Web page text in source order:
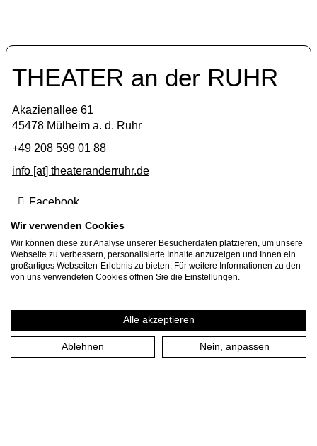
THEATER an der RUHR
Akazienallee 61
45478 Mülheim a. d. Ruhr
+49 208 599 01 88
info [​at​] theateranderruhr.de
Facebook
Instagram
Newsletter
Presse
Datenschutzerklärung Cookie-Einstellungen
Wir verwenden Cookies
Wir können diese zur Analyse unserer Besucherdaten platzieren, um unsere
Webseite zu verbessern, personalisierte Inhalte anzuzeigen und Ihnen ein
großartiges Webseiten-Erlebnis zu bieten. Für weitere Informationen zu den
von uns verwendeten Cookies öffnen Sie die Einstellungen.
Alle akzeptieren
Ablehnen Nein, anpassen